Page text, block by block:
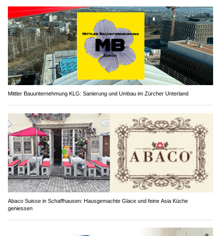
Mittler Bauunternehmung KLG: Sanierung und Umbau im Zürcher Unterland
Abaco Suisse in Schaffhausen: Hausgemachte Glace und feine Asia Küche
geniessen